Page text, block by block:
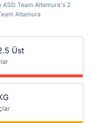
ASD Team Altamura's 2
Altamura
Üst